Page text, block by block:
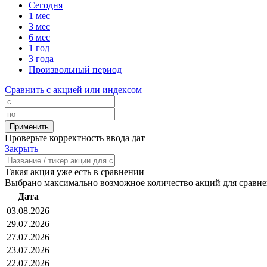
Сегодня
1 мес
3 мес
6 мес
1 год
3 года
Произвольный период
Сравнить с акцией или индексом
Проверьте корректность ввода дат
Закрыть
Такая акция уже есть в сравнении
Выбрано максимально возможное количество акций для
Дата
03.08.2026
29.07.2026
27.07.2026
23.07.2026
22.07.2026